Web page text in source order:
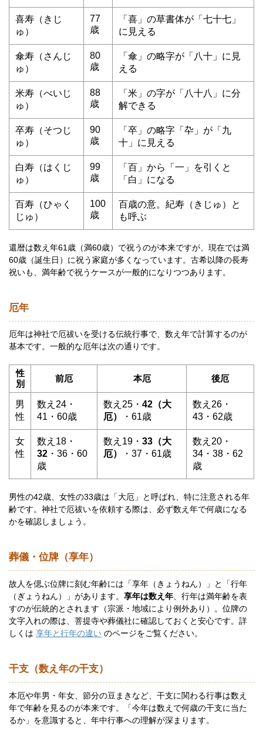
喜寿（きじ
ゅ）
77
歳
「喜」の草書体が「七十七」
に見える
傘寿（さんじ
ゅ）
80
歳
「傘」の略字が「八十」に見
える
米寿（べいじ
ゅ）
88
歳
「米」の字が「八十八」に分
解できる
卒寿（そつじ
ゅ）
90
歳
「卒」の略字「卆」が「九
十」に見える
白寿（はくじ
ゅ）
99
歳
「百」から「一」を引くと
「白」になる
百寿（ひゃく
じゅ）
100
歳
百歳の意。紀寿（きじゅ）と
も呼ぶ
還暦は数え年61歳（満60歳）で祝うのが本来ですが、現在では満
60歳（誕生日）に祝う家庭が多くなっています。古希以降の長寿
祝いも、満年齢で祝うケースが一般的になりつつあります。
厄年
厄年は神社で厄祓いを受ける伝統行事で、数え年で計算するのが
基本です。一般的な厄年は次の通りです。
性
別
前厄 本厄 後厄
男
性
数え24・
41・60歳
数え25・ 42（大
厄）
・61歳
数え26・
43・62歳
女
性
数え18・
32 ・36・60
歳
数え19・ 33（大
厄）
・37・61歳
数え20・
34・38・62
歳
男性の42歳、女性の33歳は「大厄」と呼ばれ、特に注意される年
齢です。神社で厄祓いを依頼する際は、必ず数え年で何歳になる
かを確認しましょう。
葬儀・位牌（享年）
故人を偲ぶ位牌に刻む年齢には「享年（きょうねん）」と「行年
（ぎょうねん）」があります。 享年は数え年 、行年は満年齢を表
すのが伝統的とされます（宗派・地域により例外あり）。位牌の
文字入れの際は、菩提寺や葬儀社に確認しておくと安心です。詳
しくは 享年と行年の違い のページをご覧ください。
干支（数え年の干支）
本厄や年男・年女、節分の豆まきなど、干支に関わる行事は数え
年で年齢を見るのが本来です。「今年は数えで何歳の干支に当た
るか」を意識すると、年中行事への理解が深まります。